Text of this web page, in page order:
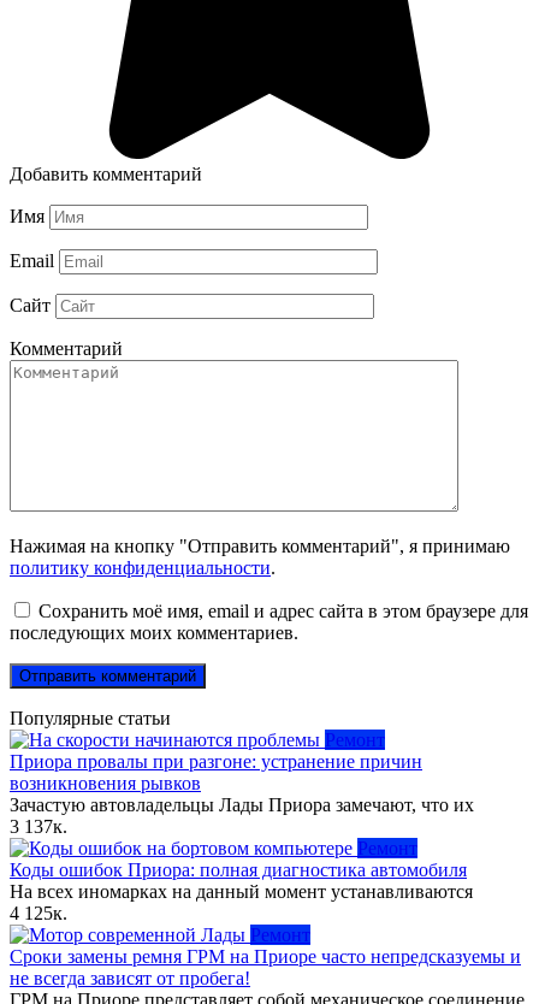
Добавить комментарий
Имя
Email
Сайт
Комментарий
Нажимая на кнопку "Отправить комментарий", я принимаю
политику конфиденциальности.
Сохранить моё имя, email и адрес сайта в этом браузере для
последующих моих комментариев.
Популярные статьи
Ремонт
Приора провалы при разгоне: устранение причин
возникновения рывков
Зачастую автовладельцы Лады Приора замечают, что их
3 137к.
Ремонт
Коды ошибок Приора: полная диагностика автомобиля
На всех иномарках на данный момент устанавливаются
4 125к.
Ремонт
Сроки замены ремня ГРМ на Приоре часто непредсказуемы и
не всегда зависят от пробега!
ГРМ на Приоре представляет собой механическое соединение